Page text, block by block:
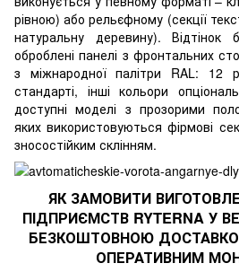
рівною) або рельєфному (секції
натуральну деревину). Відтінок
оброблені панелі з фронтальних
з міжнародної палітри RAL: 12
стандарті, інші кольори
доступні моделі з прозорими
яких використовуються фірмові
зносостійким склінням.
ЯК ЗАМОВИТИ
ПІДПРИЄМСТВ RYTERNA У
БЕЗКОШТОВНОЮ
ОПЕРАТИВНИМ